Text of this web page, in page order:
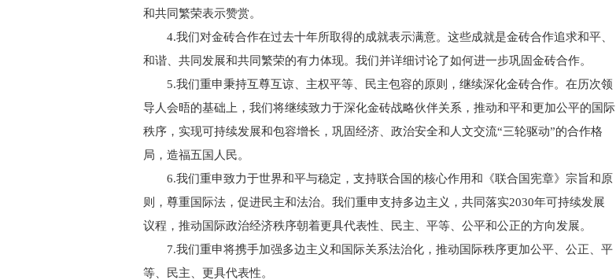
和共同繁荣表示赞赏。
4.我们对金砖合作在过去十年所取得的成就表示满意。这些成就是金砖合作追求和平、
和谐、共同发展和共同繁荣的有力体现。我们并详细讨论了如何进一步巩固金砖合作。
5.我们重申秉持互尊互谅、主权平等、民主包容的原则，继续深化金砖合作。在历次领
导人会晤的基础上，我们将继续致力于深化金砖战略伙伴关系，推动和平和更加公平的国际
秩序，实现可持续发展和包容增长，巩固经济、政治安全和人文交流“三轮驱动”的合作格
局，造福五国人民。
6.我们重申致力于世界和平与稳定，支持联合国的核心作用和《联合国宪章》宗旨和原
则，尊重国际法，促进民主和法治。我们重申支持多边主义，共同落实2030年可持续发展
议程，推动国际政治经济秩序朝着更具代表性、民主、平等、公平和公正的方向发展。
7.我们重申将携手加强多边主义和国际关系法治化，推动国际秩序更加公平、公正、平
等、民主、更具代表性。